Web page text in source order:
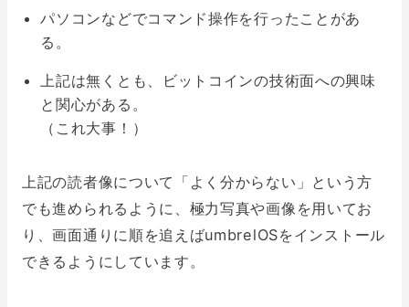
パソコンなどでコマンド操作を行ったことがあ
る。
上記は無くとも、ビットコインの技術面への興味
と関心がある。
（これ大事！）
上記の読者像について「よく分からない」という方
でも進められるように、極力写真や画像を用いてお
り、画面通りに順を追えばumbrelOSをインストール
できるようにしています。